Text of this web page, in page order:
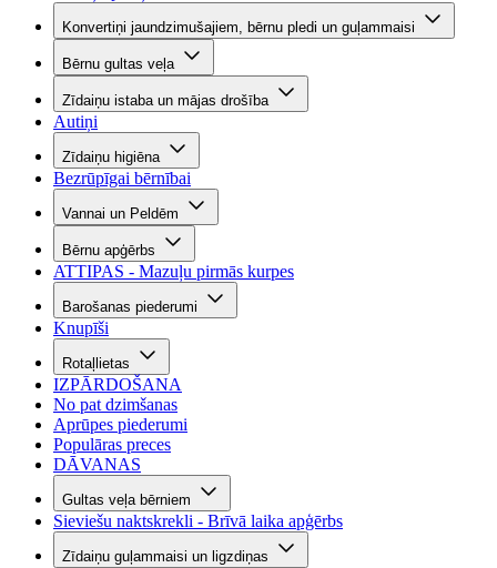
Konvertiņi jaundzimušajiem, bērnu pledi un guļammaisi
Bērnu gultas veļa
Zīdaiņu istaba un mājas drošība
Autiņi
Zīdaiņu higiēna
Bezrūpīgai bērnībai
Vannai un Peldēm
Bērnu apģērbs
ATTIPAS - Mazuļu pirmās kurpes
Barošanas piederumi
Knupīši
Rotaļlietas
IZPĀRDOŠANA
No pat dzimšanas
Aprūpes piederumi
Populāras preces
DĀVANAS
Gultas veļa bērniem
Sieviešu naktskrekli - Brīvā laika apģērbs
Zīdaiņu guļammaisi un ligzdiņas